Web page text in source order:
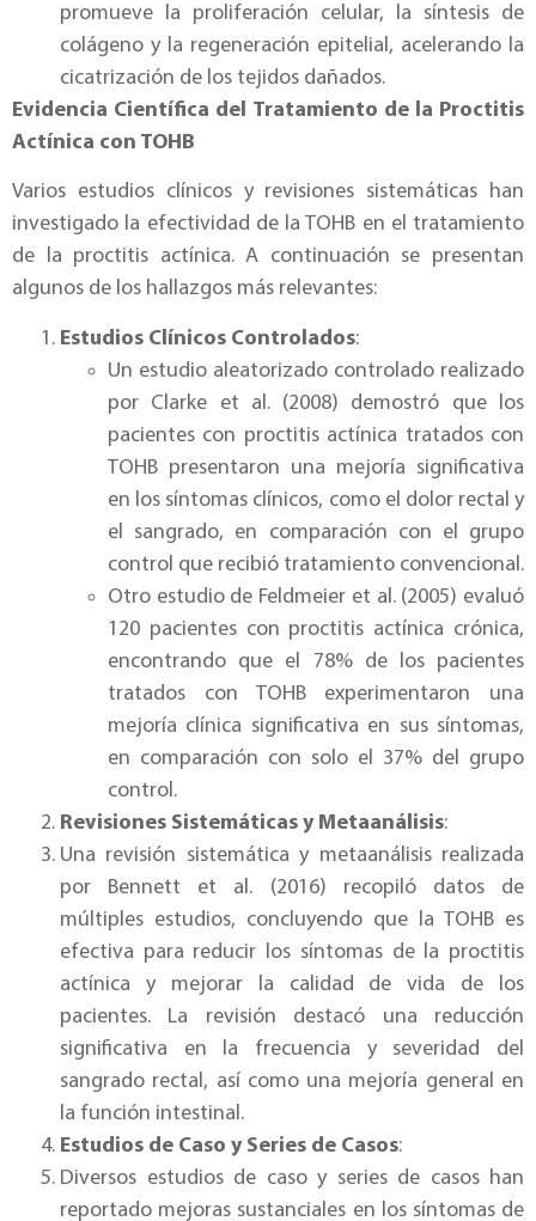
promueve la proliferación celular, la síntesis de
colágeno y la regeneración epitelial, acelerando la
cicatrización de los tejidos dañados.
Evidencia Científica del Tratamiento de la Proctitis
Actínica con TOHB
Varios estudios clínicos y revisiones sistemáticas han
investigado la efectividad de la TOHB en el tratamiento
de la proctitis actínica. A continuación se presentan
algunos de los hallazgos más relevantes:
Estudios Clínicos Controlados:
Un estudio aleatorizado controlado realizado
por Clarke et al. (2008) demostró que los
pacientes con proctitis actínica tratados con
TOHB presentaron una mejoría significativa
en los síntomas clínicos, como el dolor rectal y
el sangrado, en comparación con el grupo
control que recibió tratamiento convencional.
Otro estudio de Feldmeier et al. (2005) evaluó
120 pacientes con proctitis actínica crónica,
encontrando que el 78% de los pacientes
tratados con TOHB experimentaron una
mejoría clínica significativa en sus síntomas,
en comparación con solo el 37% del grupo
control.
Revisiones Sistemáticas y Metaanálisis:
Una revisión sistemática y metaanálisis realizada
por Bennett et al. (2016) recopiló datos de
múltiples estudios, concluyendo que la TOHB es
efectiva para reducir los síntomas de la proctitis
actínica y mejorar la calidad de vida de los
pacientes. La revisión destacó una reducción
significativa en la frecuencia y severidad del
sangrado rectal, así como una mejoría general en
la función intestinal.
Estudios de Caso y Series de Casos:
Diversos estudios de caso y series de casos han
reportado mejoras sustanciales en los síntomas de